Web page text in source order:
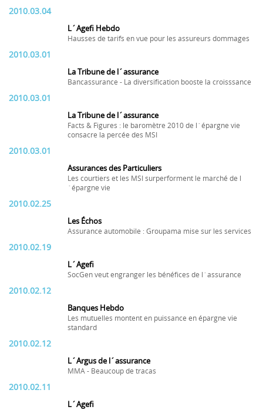
2010.03.04
L´Agefi Hebdo
Hausses de tarifs en vue pour les assureurs dommages
2010.03.01
La Tribune de l´assurance
Bancassurance - La diversification booste la croisssance
2010.03.01
La Tribune de l´assurance
Facts & Figures : le baromètre 2010 de l´épargne vie
consacre la percée des MSI
2010.03.01
Assurances des Particuliers
Les courtiers et les MSI surperforment le marché de l
´épargne vie
2010.02.25
Les Échos
Assurance automobile : Groupama mise sur les services
2010.02.19
L´Agefi
SocGen veut engranger les bénéfices de l´assurance
2010.02.12
Banques Hebdo
Les mutuelles montent en puissance en épargne vie
standard
2010.02.12
L´Argus de l´assurance
MMA - Beaucoup de tracas
2010.02.11
L´Agefi